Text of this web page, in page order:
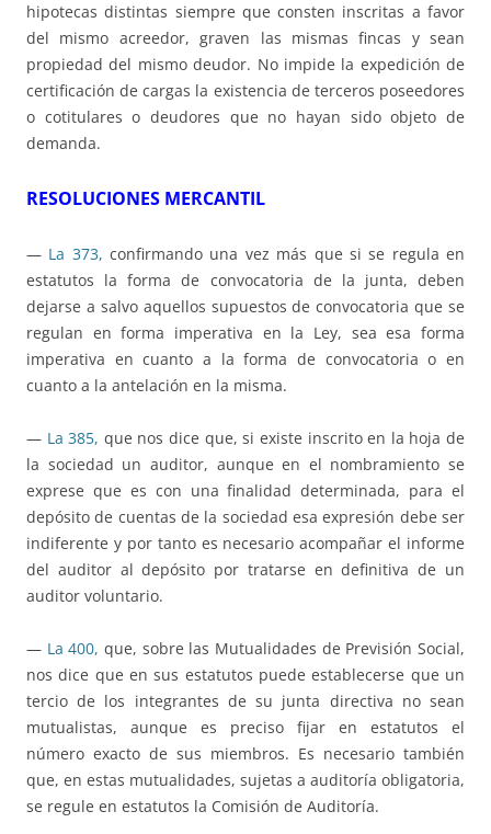
hipotecas distintas siempre que consten inscritas a favor
del mismo acreedor, graven las mismas fincas y sean
propiedad del mismo deudor. No impide la expedición de
certificación de cargas la existencia de terceros poseedores
o cotitulares o deudores que no hayan sido objeto de
demanda.
RESOLUCIONES MERCANTIL
— La 373, confirmando una vez más que si se regula en
estatutos la forma de convocatoria de la junta, deben
dejarse a salvo aquellos supuestos de convocatoria que se
regulan en forma imperativa en la Ley, sea esa forma
imperativa en cuanto a la forma de convocatoria o en
cuanto a la antelación en la misma.
— La 385, que nos dice que, si existe inscrito en la hoja de
la sociedad un auditor, aunque en el nombramiento se
exprese que es con una finalidad determinada, para el
depósito de cuentas de la sociedad esa expresión debe ser
indiferente y por tanto es necesario acompañar el informe
del auditor al depósito por tratarse en definitiva de un
auditor voluntario.
— La 400, que, sobre las Mutualidades de Previsión Social,
nos dice que en sus estatutos puede establecerse que un
tercio de los integrantes de su junta directiva no sean
mutualistas, aunque es preciso fijar en estatutos el
número exacto de sus miembros. Es necesario también
que, en estas mutualidades, sujetas a auditoría obligatoria,
se regule en estatutos la Comisión de Auditoría.